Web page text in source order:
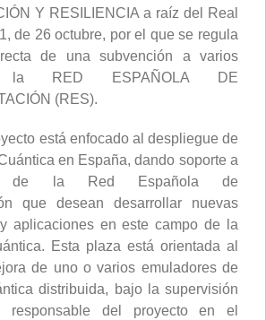
Y RESILIENCIA a raíz del Real
de 26 octubre, por el que se regula
de una subvención a varios
RED ESPAÑOLA DE
(RES).
está enfocado al despliegue de
en España, dando soporte a
de la Red Española de
que desean desarrollar nuevas
aplicaciones en este campo de la
Esta plaza está orientada al
de uno o varios emuladores de
distribuida, bajo la supervisión
del proyecto en el